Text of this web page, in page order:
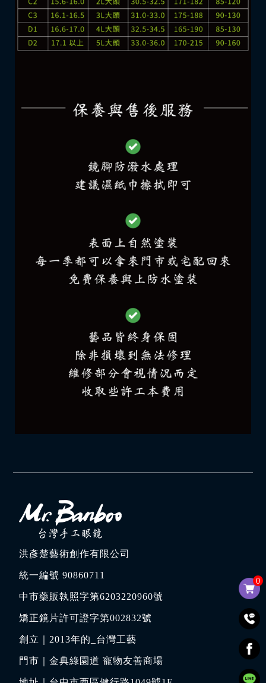
0
洪彥楚藝術創作有限公司
統一編號 90860711
中市藥販執照字第6203220960號
矯正鏡片許可證字第002832號
創立｜2013年的_台灣工藝
門市｜金典綠園道 寵物友善商場